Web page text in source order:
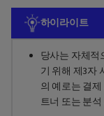
하이라이트
당사는 자체적
기 위해 제3자
의 예로는 결
트너 또는 분